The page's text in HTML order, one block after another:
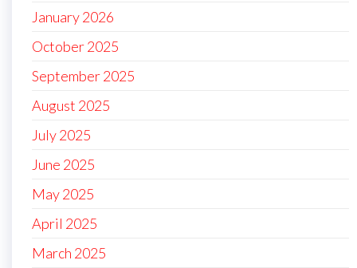
January 2026
October 2025
September 2025
August 2025
July 2025
June 2025
May 2025
April 2025
March 2025